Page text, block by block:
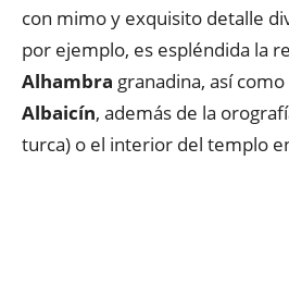
con mimo y exquisito detalle
por ejemplo, es espléndida la
Alhambra granadina, así
Albaicín, además de la
turca) o el interior del templo